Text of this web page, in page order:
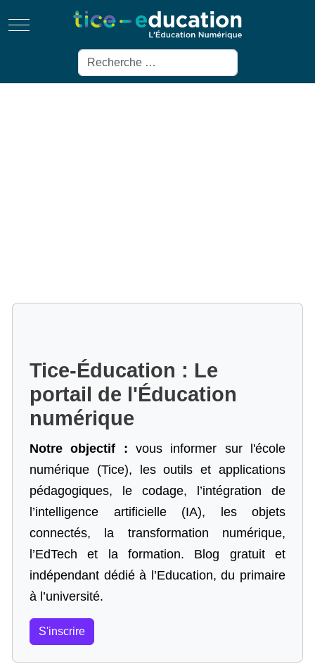
Mobile Menu Toggle
Rechercher
Tice-Éducation : Le
portail de l'Éducation
numérique
Notre objectif : vous informer sur l'école
numérique (Tice), les outils et applications
pédagogiques, le codage,
l’intégration de
l’intelligence artificielle (IA), les objets
connectés, la transformation numérique,
l’EdTech et la formation. Blog gratuit et
indépendant dédié à l’Education, du primaire
à l’université.
S'inscrire